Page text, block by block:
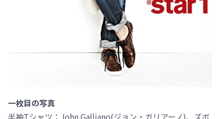
一枚目の写真
半袖Tシャツ：John Galliano(ジョン・ガリアーノ)、ズボ